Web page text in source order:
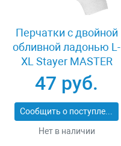
Перчатки c двойной
обливной ладонью L-
XL Stayer MASTER
11409-XL
47 руб.
Сообщить о поступлении
Нет в наличии